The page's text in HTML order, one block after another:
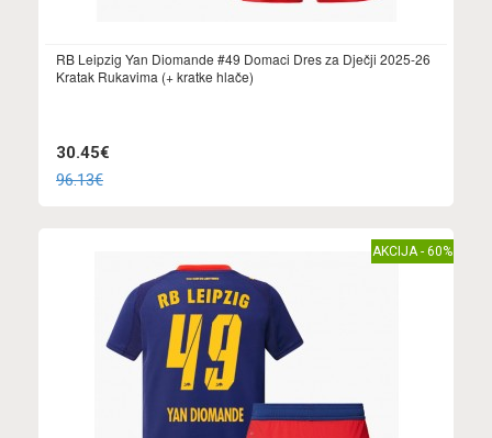
RB Leipzig Yan Diomande #49 Domaci Dres za Dječji 2025-26
Kratak Rukavima (+ kratke hlače)
30.45€
96.13€
AKCIJA - 60%